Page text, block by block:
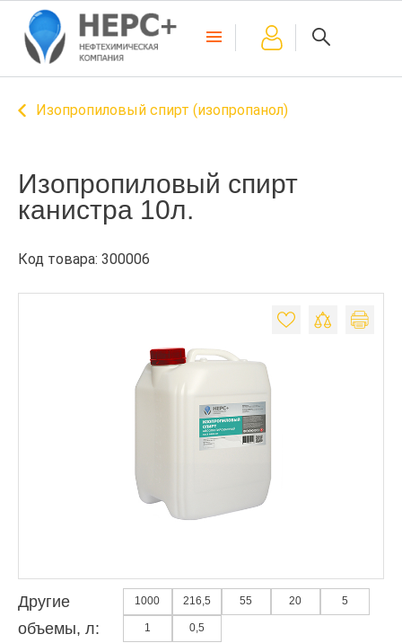
Изопропиловый спирт (изопропанол)
Изопропиловый спирт
канистра 10л.
Код товара: 300006
Другие
объемы, л:
1000 216,5 55 20 5
1 0,5